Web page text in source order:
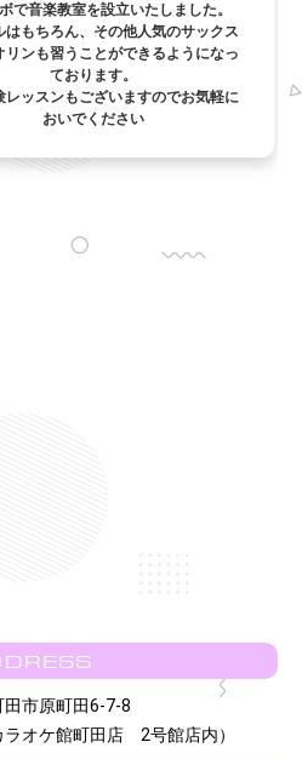
で音楽教室を設立いたしました。
はもちろん、その他人気のサックス
リンも習うことができるようになっ
ております。
レッスンもございますのでお気軽に
おいでください
田市原町田6-7-8
オケ館町田店 2号館店内）